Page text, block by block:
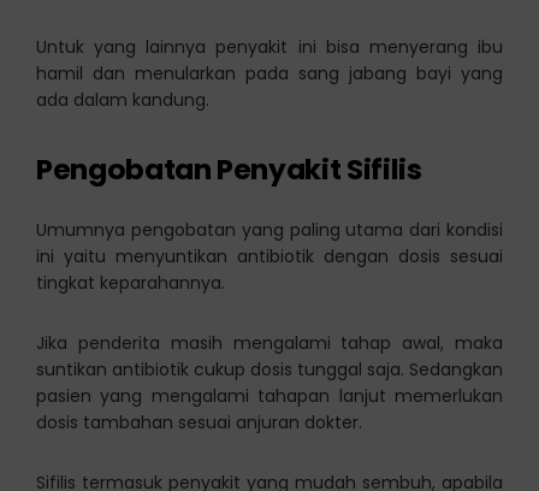
Untuk yang lainnya penyakit ini bisa menyerang ibu
hamil dan menularkan pada sang jabang bayi yang
ada dalam kandung.
Pengobatan Penyakit Sifilis
Umumnya pengobatan yang paling utama dari kondisi
ini yaitu menyuntikan antibiotik dengan dosis sesuai
tingkat keparahannya.
Jika penderita masih mengalami tahap awal, maka
suntikan antibiotik cukup dosis tunggal saja. Sedangkan
pasien yang mengalami tahapan lanjut memerlukan
dosis tambahan sesuai anjuran dokter.
Sifilis termasuk penyakit yang mudah sembuh, apabila